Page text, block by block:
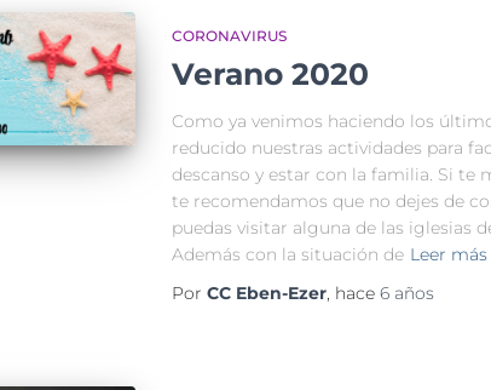
CORONAVIRUS
Verano 2020
Como ya venimos haciendo los
reducido nuestras actividades para
descanso y estar con la familia. Si te
te recomendamos que no dejes de
puedas visitar alguna de las iglesias
Además con la situación de Leer más
Por CC Eben-Ezer, hace 6 años